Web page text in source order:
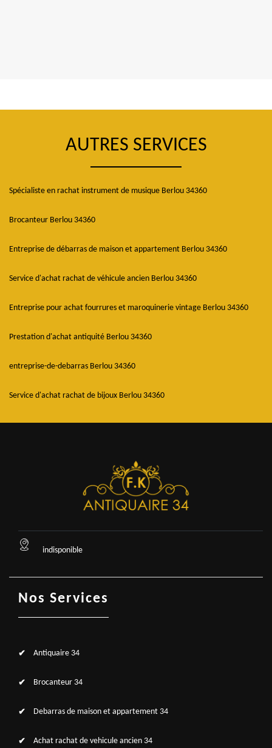
AUTRES SERVICES
Spécialiste en rachat instrument de musique Berlou 34360
Brocanteur Berlou 34360
Entreprise de débarras de maison et appartement Berlou 34360
Service d'achat rachat de véhicule ancien Berlou 34360
Entreprise pour achat fourrures et maroquinerie vintage Berlou 34360
Prestation d'achat antiquité Berlou 34360
entreprise-de-debarras Berlou 34360
Service d'achat rachat de bijoux Berlou 34360
indisponible
Nos Services
Antiquaire 34
Brocanteur 34
Debarras de maison et appartement 34
Achat rachat de vehicule ancien 34